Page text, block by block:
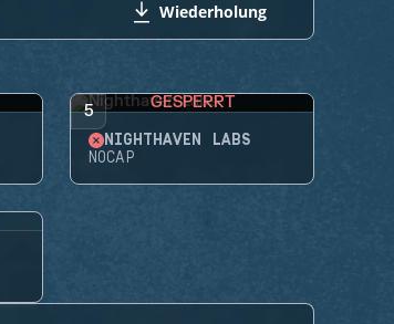
Wiederholung
5 GESPERRT
NIGHTHAVEN LABS
NOCAP